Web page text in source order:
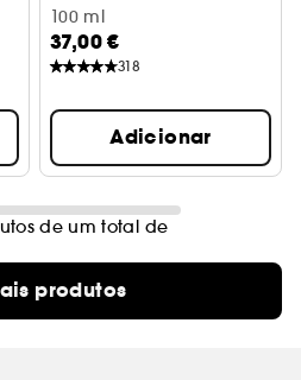
sem enxaguar
Condicionador hidratante
100 ml
37,00 €
318
Adicionar
de um total de
produtos